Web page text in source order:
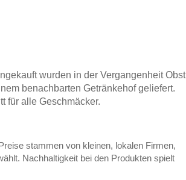
wurden in der Vergangenheit Obst
benachbarten Getränkehof geliefert.
für alle Geschmäcker.
stammen von kleinen, lokalen Firmen,
Nachhaltigkeit bei den Produkten spielt